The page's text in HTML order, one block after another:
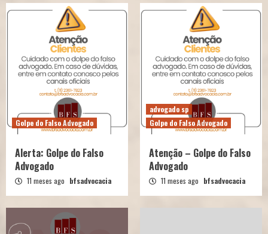
Golpe do Falso Advogado
Alerta: Golpe do Falso
Advogado
11 meses ago bfsadvocacia
advogado sp
Golpe do Falso Advogado
Atenção – Golpe do Falso
Advogado
11 meses ago bfsadvocacia